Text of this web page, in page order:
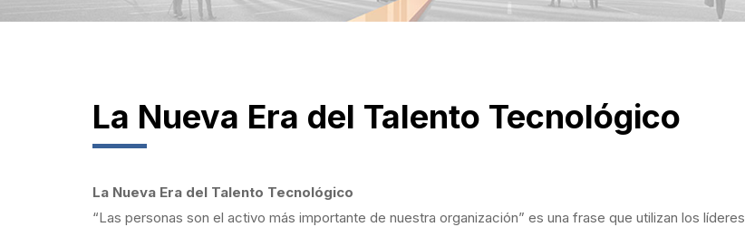
La Nueva Era del Talento Tecnológico
La Nueva Era del Talento Tecnológico
“Las personas son el activo más importante de nuestra organización” es una frase que utilizan los líderes